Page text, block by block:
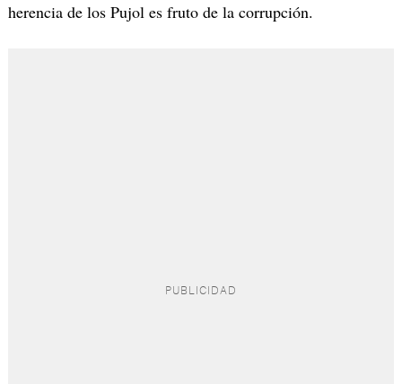
herencia de los Pujol es fruto de la corrupción.